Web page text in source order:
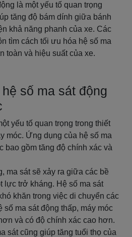
là một yếu tố quan trọng
tăng độ bám dính giữa bánh
khả năng phanh của xe. Các
tìm cách tối ưu hóa hệ số ma
toàn và hiệu suất của xe.
số ma sát động
yếu tố quan trọng trong thiết
móc. Ứng dụng của hệ số ma
bao gồm tăng độ chính xác và
ma sát sẽ xảy ra giữa các bề
lực trở kháng. Hệ số ma sát
khăn trong việc di chuyển các
số ma sát động thấp, máy móc
và có độ chính xác cao hơn.
sát cũng giúp tăng tuổi thọ của